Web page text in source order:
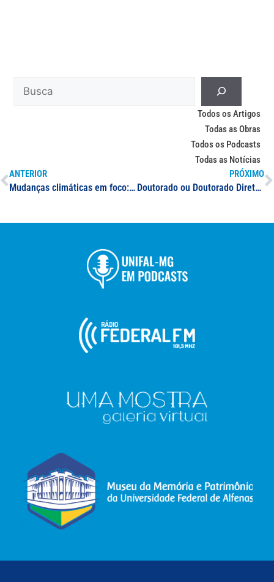
Todos os Artigos
Todas as Obras
Todos os Podcasts
Todas as Notícias
ANTERIOR
Mudanças climáticas em foco: mobilizações coletivas são necessárias para evitar desequilíbrios ambientais iminentes, aponta bióloga da UNIFAL-MG em entrevista
PRÓXIMO
Doutorado ou Doutorado Direto em Ciências Farmacêuticas